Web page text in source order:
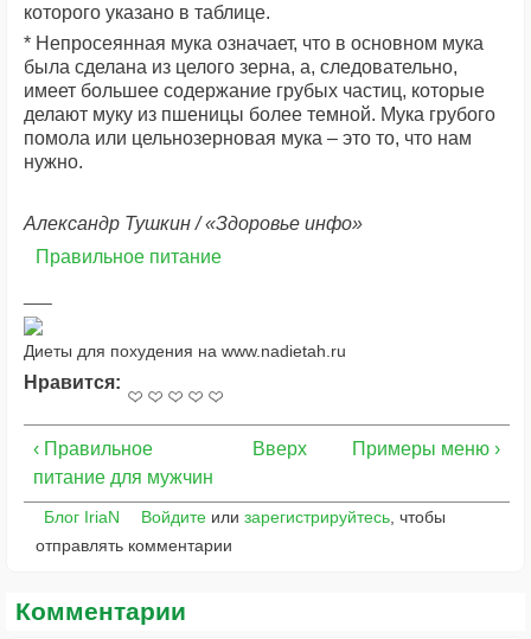
которого указано в таблице.
* Непросеянная мука означает, что в основном мука
была сделана из целого зерна, а, следовательно,
имеет большее содержание грубых частиц, которые
делают муку из пшеницы более темной. Мука грубого
помола или цельнозерновая мука – это то, что нам
нужно.
Александр Тушкин / «Здоровье инфо»
Правильное питание
Диеты для похудения на www.nadietah.ru
Нравится:
‹ Правильное
питание для мужчин
Вверх Примеры меню ›
Блог IriaN Войдитеили зарегистрируйтесь, чтобы
отправлять комментарии
Комментарии